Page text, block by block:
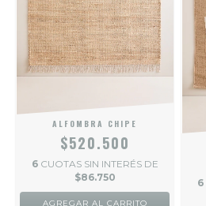
ALFOMBRA CHIPE
$520.500
6 CUOTAS SIN INTERÉS DE
$86.750
6